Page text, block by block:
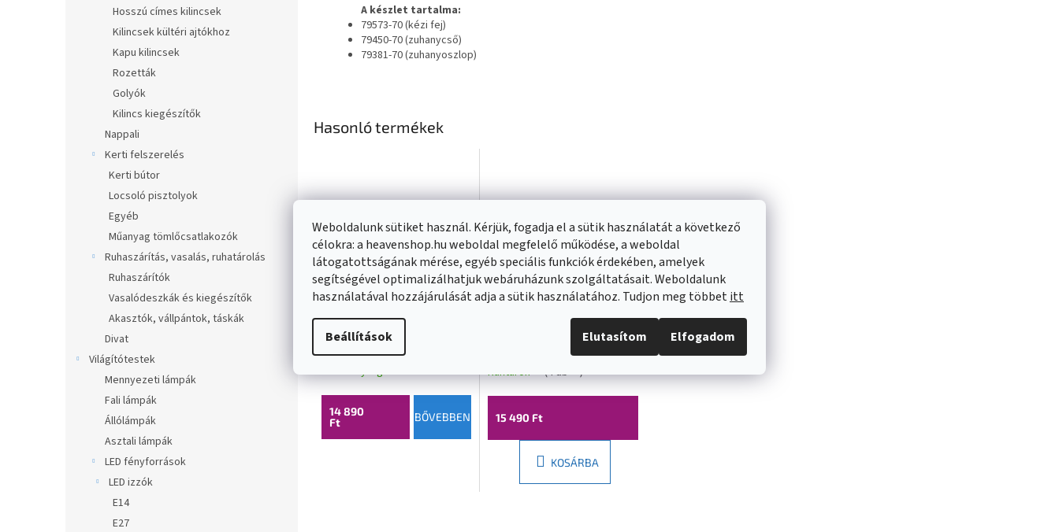
Weboldalunk sütiket használ. Kérjük, fogadja el a sütik használatát a következő
célokra: a heavenshop.hu weboldal megfelelő működése, a weboldal
látogatottságának mérése, egyéb speciális funkciók érdekében, amelyek
segítségével optimalizálhatjuk webáruházunk szolgáltatásait. Weboldalunk
használatával hozzájárulását adja a sütik használatához. Tudjon meg többetitt
Beállítások Elutasítom Elfogadom
Hosszú címes kilincsek
Kilincsek kültéri ajtókhoz
Kapu kilincsek
Rozetták
Golyók
Kilincs kiegészítők
Nappali
Kerti felszerelés
Kerti bútor
Locsoló pisztolyok
Egyéb
Műanyag tömlőcsatlakozók
Ruhaszárítás, vasalás, ruhatárolás
Ruhaszárítók
Vasalódeszkák és kiegészítők
Akasztók, vállpántok, táskák
Divat
Világítótestek
Mennyezeti lámpák
Fali lámpák
Állólámpák
Asztali lámpák
LED fényforrások
LED izzók
E14
E27
A készlet tartalma:
79573-70 (kézi fej)
79450-70 (zuhanycső)
79381-70 (zuhanyoszlop)
Hasonló termékek
Mexen
zuhanygarnitúra DQ73,
króm, 785734581-00
Pillanatnyilag nem elérhető
14 890
Ft
BŐVEBBEN
zuhanygarnitúra DQ73,
785734581-02
Raktáron (4 db )
15 490 Ft
KOSÁRBA